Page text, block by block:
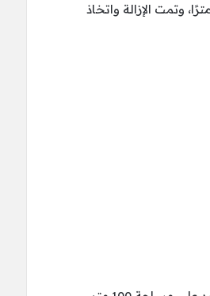
سملات وأعمدة على مساحة 120 مترًا، والثانية سملات خرسانية على مساحة 90 مترًا، وتمت الإزالة واتخاذ